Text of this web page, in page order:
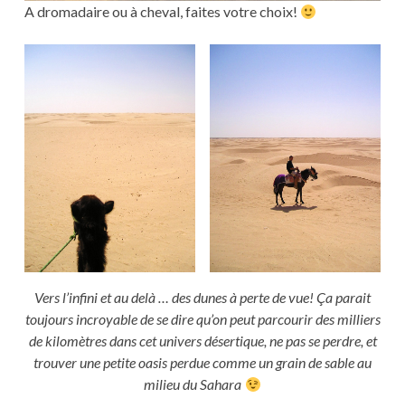
A dromadaire ou à cheval, faites votre choix!
Vers l’infini et au delà … des dunes à perte de vue! Ça parait
toujours incroyable de se dire qu’on peut parcourir des milliers
de kilomètres dans cet univers désertique, ne pas se perdre, et
trouver une petite oasis perdue comme un grain de sable au
milieu du Sahara